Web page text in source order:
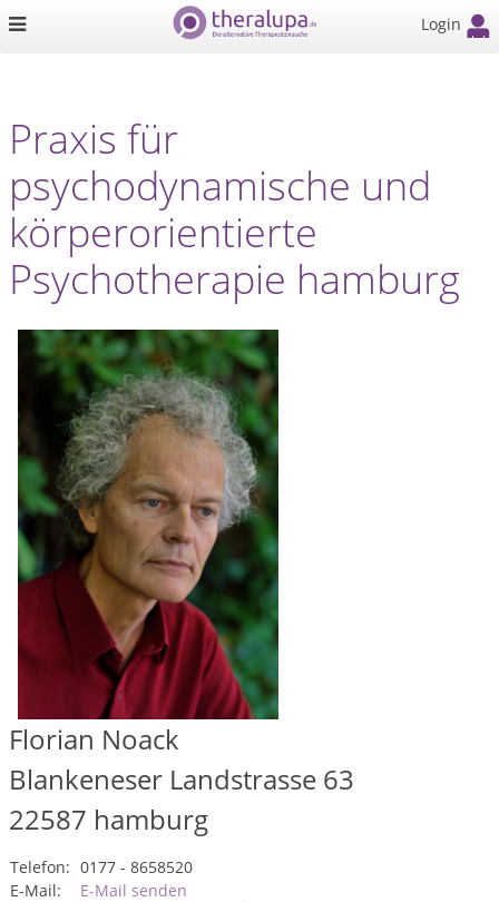
Login
Praxis für
psychodynamische und
körperorientierte
Psychotherapie hamburg
Florian Noack
Blankeneser Landstrasse 63
22587 hamburg
Telefon: 0177 - 8658520
E-Mail:
E-Mail senden